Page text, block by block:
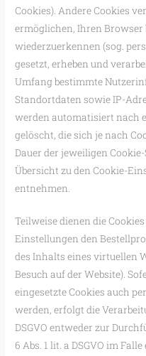
Cookies). Andere Cookies
ermöglichen, Ihren Browser
wiederzuerkennen (sog.
gesetzt, erheben und
Umfang bestimmte
Standortdaten sowie IP-
werden automatisiert nach
gelöscht, die sich je nach
Dauer der jeweiligen
Übersicht zu den Cookie-
entnehmen.
Teilweise dienen die
Einstellungen den
des Inhalts eines virtuellen
Besuch auf der Website).
eingesetzte Cookies auch
werden, erfolgt die
DSGVO entweder zur
6 Abs. 1 lit. a DSGVO im